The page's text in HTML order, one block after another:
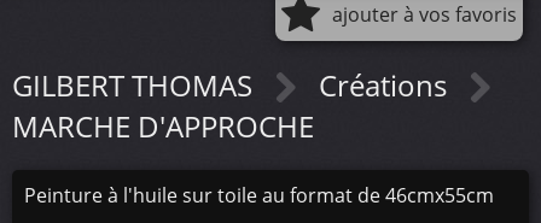
ajouter à vos favoris
GILBERT THOMAS
Créations
MARCHE D'APPROCHE
Peinture à l'huile sur toile au format de 46cmx55cm